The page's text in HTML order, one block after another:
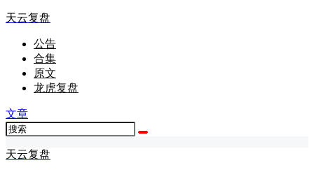
天云复盘
公告
合集
原文
龙虎复盘
文章
天云复盘